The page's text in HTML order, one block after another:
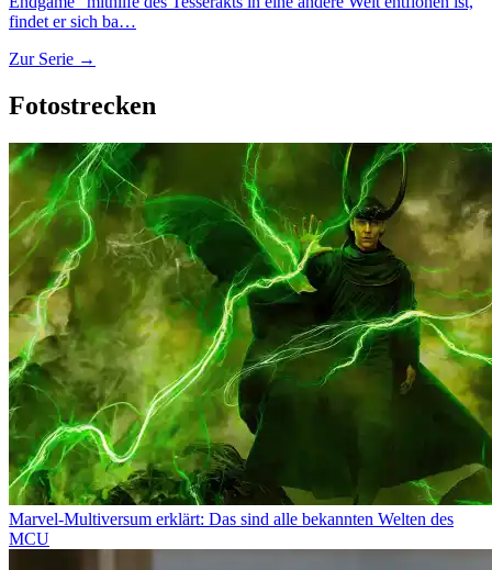
findet er sich ba…
Zur Serie →
Fotostrecken
Marvel-Multiversum erklärt: Das sind alle bekannten Welten des
MCU